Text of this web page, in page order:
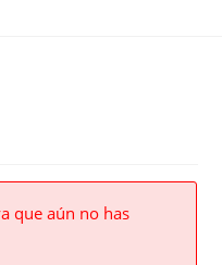
que aún no has